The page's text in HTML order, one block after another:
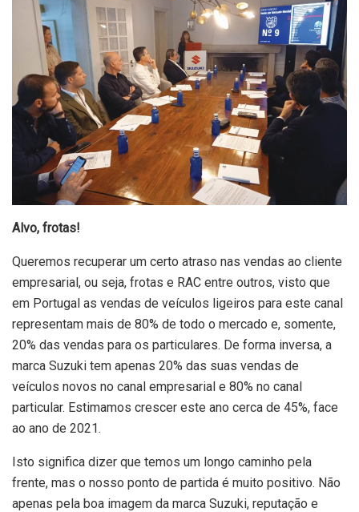
Alvo, frotas!
Queremos recuperar um certo atraso nas vendas ao cliente
empresarial, ou seja, frotas e RAC entre outros, visto que
em Portugal as vendas de veículos ligeiros para este canal
representam mais de 80% de todo o mercado e, somente,
20% das vendas para os particulares. De forma inversa, a
marca Suzuki tem apenas 20% das suas vendas de
veículos novos no canal empresarial e 80% no canal
particular. Estimamos crescer este ano cerca de 45%, face
ao ano de 2021.
Isto significa dizer que temos um longo caminho pela
frente, mas o nosso ponto de partida é muito positivo. Não
apenas pela boa imagem da marca Suzuki, reputação e